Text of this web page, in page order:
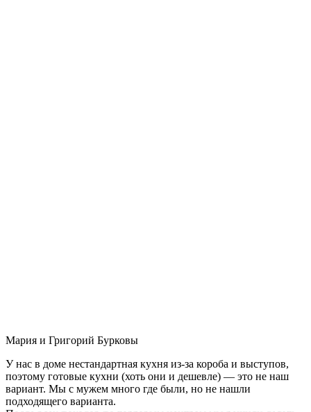
Мария и Григорий Бурковы
У нас в доме нестандартная кухня из-за короба и выступов,
поэтому готовые кухни (хоть они и дешевле) — это не наш
вариант. Мы с мужем много где были, но не нашли
подходящего варианта.